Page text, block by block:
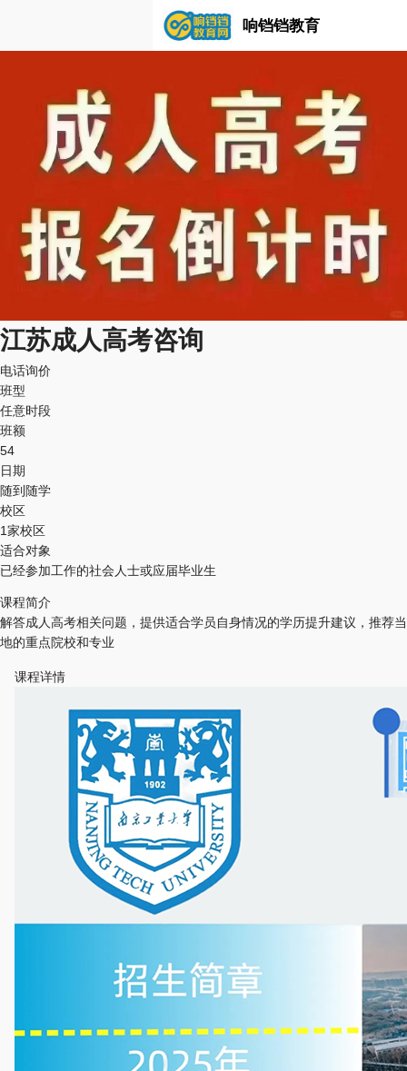
响铛铛教育
江苏成人高考咨询
电话询价
班型
任意时段
班额
54
日期
随到随学
校区
1家校区
适合对象
已经参加工作的社会人士或应届毕业生
课程简介
解答成人高考相关问题，提供适合学员自身情况的学历提升建议，推荐当
地的重点院校和专业
课程详情